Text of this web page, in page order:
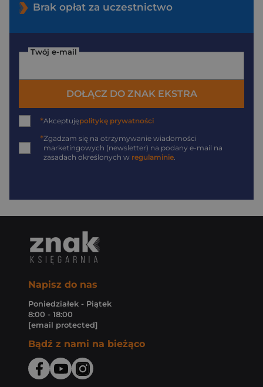
Brak opłat za uczestnictwo
Twój e-mail
DOŁĄCZ DO ZNAK EKSTRA
*Akceptujępolitykę prywatności
*Zgadzam się na otrzymywanie wiadomości
marketingowych (newsletter) na podany e-mail na
zasadach określonych w regulaminie
Napisz do nas
Poniedziałek - Piątek
8:00 - 18:00
[email protected]
Bądź z nami na bieżąco